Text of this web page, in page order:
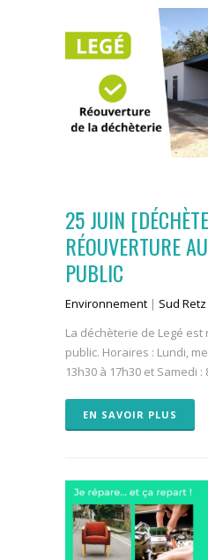
25 JUIN
RÉOUVERTURE
PUBLIC
Environnement | Sud
La déchèterie de Legé
public. Horaires : Lundi,
13h30 à 17h30 et Samedi :
EN SAVOIR PLUS